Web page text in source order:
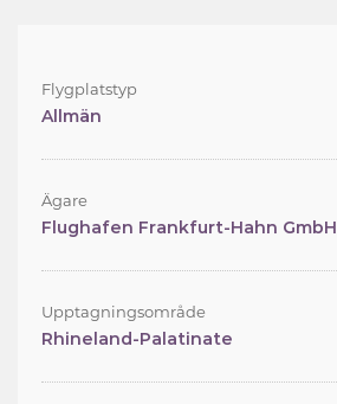
Flygplatstyp
Allmän
Ägare
Flughafen Frankfurt-Hahn GmbH
Upptagningsområde
Rhineland-Palatinate